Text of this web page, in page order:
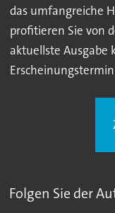
das umfangreiche
profitieren Sie von
aktuellste Ausgabe
Folgen Sie der